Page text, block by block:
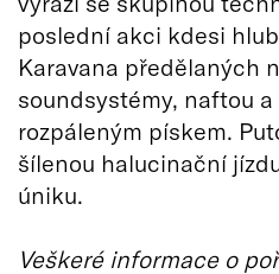
poslední akci kdesi
Karavana předělaných
soundsystémy, naftou
rozpáleným pískem.
šílenou halucinační
úniku.
Veškeré informace o